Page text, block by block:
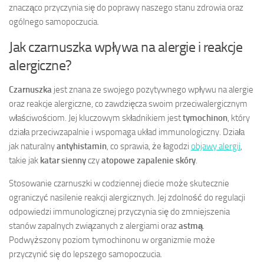
znacząco przyczynia się do poprawy naszego stanu zdrowia oraz
ogólnego samopoczucia.
Jak czarnuszka wpływa na alergie i reakcje
alergiczne?
Czarnuszka jest znana ze swojego pozytywnego wpływu na alergie
oraz reakcje alergiczne, co zawdzięcza swoim przeciwalergicznym
właściwościom. Jej kluczowym składnikiem jesttymochinon, który
działa przeciwzapalnie i wspomaga układ immunologiczny. Działa
jak naturalnyantyhistamin, co sprawia, że łagodzi objawy alergii,
takie jak katar siennyczyatopowe zapalenie skóry.
Stosowanie czarnuszki w codziennej diecie może skutecznie
ograniczyć nasilenie reakcji alergicznych. Jej zdolność do regulacji
odpowiedzi immunologicznej przyczynia się do zmniejszenia
stanów zapalnych związanych z alergiami orazastmą.
Podwyższony poziom tymochinonu w organizmie może
przyczynić się do lepszego samopoczucia.